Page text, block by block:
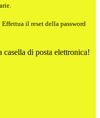
il reset della password
di posta elettronica!